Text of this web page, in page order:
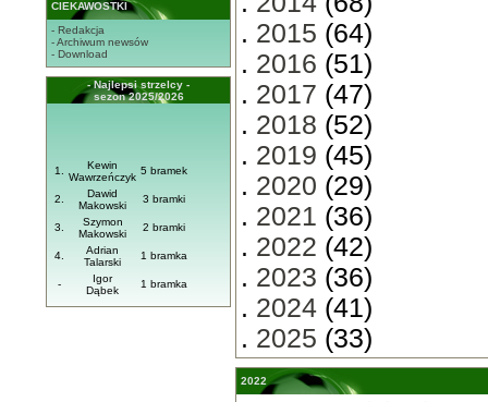
CIEKAWOSTKI
- Redakcja
- Archiwum newsów
- Download
- Najlepsi strzelcy -
sezon 2025/2026
1.
Kewin
Wawrzeńczyk
5 bramek
2.
Dawid
Makowski
3 bramki
3.
Szymon
Makowski
2 bramki
4.
Adrian
Talarski
1 bramka
-
Igor
Dąbek
1 bramka
. 2015 (64)
. 2016 (51)
. 2017 (47)
. 2018 (52)
. 2019 (45)
. 2020 (29)
. 2021 (36)
. 2022 (42)
. 2023 (36)
. 2024 (41)
. 2025 (33)
2022